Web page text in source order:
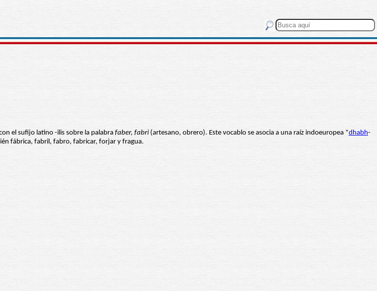
el sufijo latino -ilis sobre la palabra faber, fabri(artesano, obrero). Este vocablo se asocia a una raíz indoeuropea *dhabh-
fábrica, fabril, fabro, fabricar, forjar y fragua.